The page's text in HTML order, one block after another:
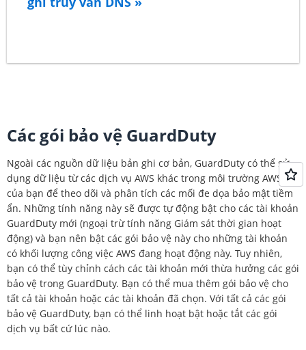
ở Khu vực Miền Đông Hoa Kỳ (Bắc Virginia).
40 sự kiện quản lý * 4,00 USD (40 triệu sự kiện
Ẩn bớt
500 GB bản ghi * 1,00 USD (500 GB đầu tiên)
+ 2.000 GB bản ghi * 0,50 USD (2.000 GB tiếp
theo)
+ 500 GB bản ghi * 0,25 USD (500 GB cuối cùng)
Tổng cộng = 1,625 USD mỗi tháng
Hiển thị ít hơn
Các gói bảo vệ GuardDuty
Ngoài các nguồn dữ liệu bản ghi cơ bản, GuardDuty có thể sử
dụng dữ liệu từ các dịch vụ AWS khác trong môi trường AWS
của bạn để theo dõi và phân tích các mối đe dọa bảo mật tiềm
ẩn. Những tính năng này sẽ được tự động bật cho các tài khoản
GuardDuty mới (ngoại trừ tính năng Giám sát thời gian hoạt
động) và bạn nên bật các gói bảo vệ này cho những tài khoản
có khối lượng công việc AWS đang hoạt động này. Tuy nhiên,
bạn có thể tùy chỉnh cách các tài khoản mới thừa hưởng các gói
bảo vệ trong GuardDuty. Bạn có thể mua thêm gói bảo vệ cho
tất cả tài khoản hoặc các tài khoản đã chọn. Với tất cả các gói
bảo vệ GuardDuty, bạn có thể linh hoạt bật hoặc tắt các gói
dịch vụ bất cứ lúc nào.